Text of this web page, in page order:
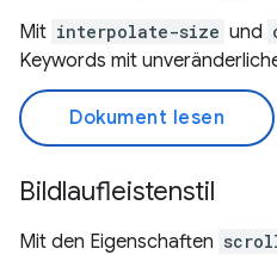
Mit interpolate-size und
Keywords mit
Dokument lesen
Bildlaufleistenstil
Mit den Eigenschaften